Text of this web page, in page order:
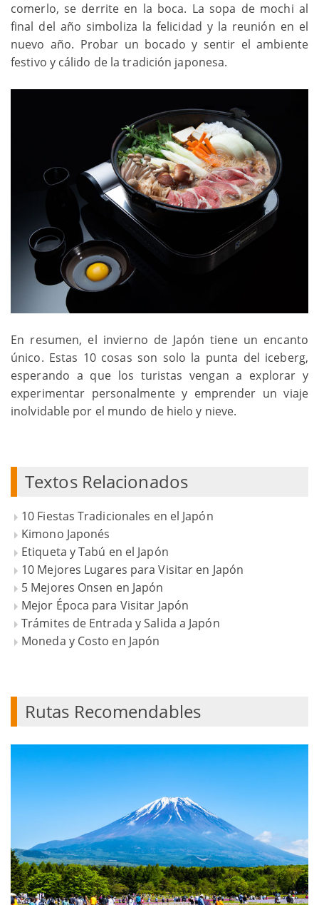
comerlo, se derrite en la boca. La sopa de mochi al
final del año simboliza la felicidad y la reunión en el
nuevo año. Probar un bocado y sentir el ambiente
festivo y cálido de la tradición japonesa.
En resumen, el invierno de Japón tiene un encanto
único. Estas 10 cosas son solo la punta del iceberg,
esperando a que los turistas vengan a explorar y
experimentar personalmente y emprender un viaje
inolvidable por el mundo de hielo y nieve.
Textos Relacionados
10 Fiestas Tradicionales en el Japón
Kimono Japonés
Etiqueta y Tabú en el Japón
10 Mejores Lugares para Visitar en Japón
5 Mejores Onsen en Japón
Mejor Época para Visitar Japón
Trámites de Entrada y Salida a Japón
Moneda y Costo en Japón
Rutas Recomendables